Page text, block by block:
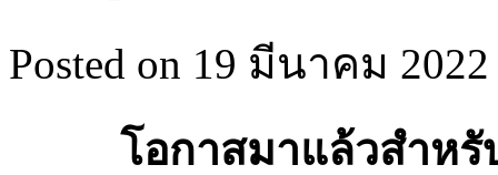
Posted on 19 มีนาคม
โอกาสมาแล้วสำหรับ